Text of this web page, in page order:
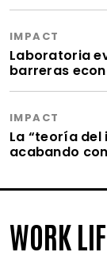
IMPACT
Laboratoria
barreras
IMPACT
La “teoría
acabando
WORK